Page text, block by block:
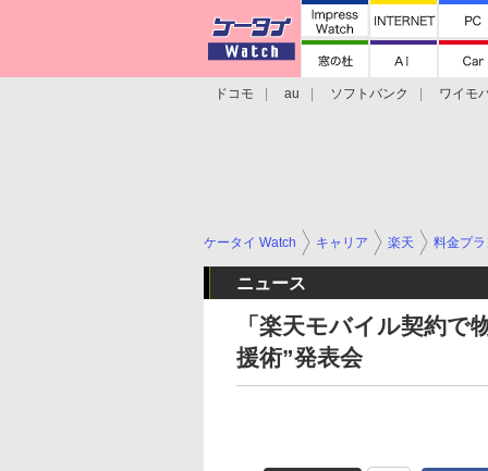
ドコモ au ソフトバンク
ワイモ
ケータイ Watch キャリア 楽天 料金プ
ニュース
「楽天モバイル契約で
援術”発表会